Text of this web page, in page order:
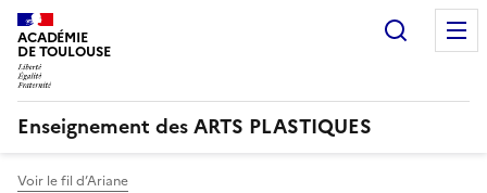
ACADÉMIE
DE TOULOUSE
Enseignement des ARTS PLASTIQUES
Voir le fil d’Ariane